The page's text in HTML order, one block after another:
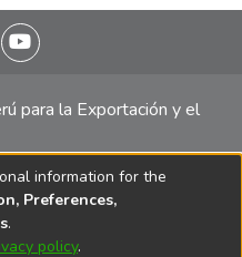
para la Exportación y el
/ 616 7400 Calle Uno
13 y 14, San Isidro -
information for the
Preferences,
.
policy.